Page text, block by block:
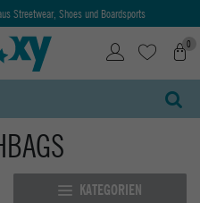
Streetwear, Shoes und Boardsports
0
KATEGORIEN